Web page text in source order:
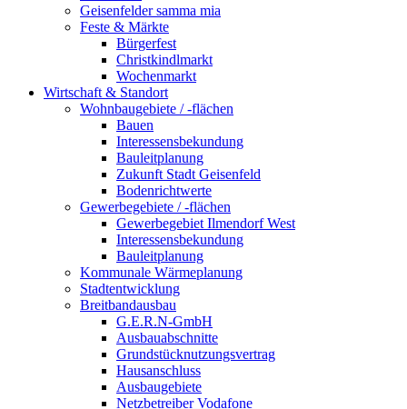
Geisenfelder samma mia
Feste & Märkte
Bürgerfest
Christkindlmarkt
Wochenmarkt
Wirtschaft & Standort
Wohnbaugebiete / -flächen
Bauen
Interessensbekundung
Bauleitplanung
Zukunft Stadt Geisenfeld
Bodenrichtwerte
Gewerbegebiete / -flächen
Gewerbegebiet Ilmendorf West
Interessensbekundung
Bauleitplanung
Kommunale Wärmeplanung
Stadtentwicklung
Breitbandausbau
G.E.R.N-GmbH
Ausbauabschnitte
Grundstücknutzungsvertrag
Hausanschluss
Ausbaugebiete
Netzbetreiber Vodafone